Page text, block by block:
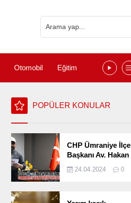
Otomobil Eğitim
POPÜLER KONULAR
CHP Ümraniye İlçe
Başkanı Av. Hakan
Seçimlerini
24.04.2024 0